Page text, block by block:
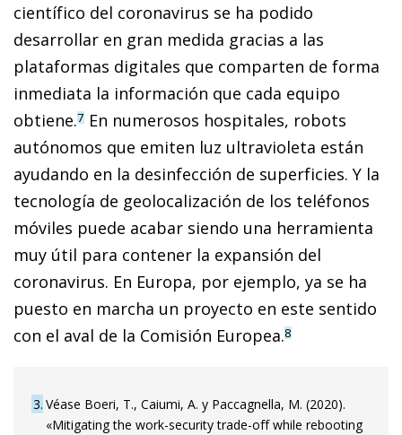
científico del coronavirus se ha podido
desarrollar en gran medida gracias a las
plataformas digitales que comparten de forma
inmediata la información que cada equipo
obtiene.7 En numerosos hospitales, robots
autónomos que emiten luz ultravioleta están
ayudando en la desinfección de superficies. Y la
tecnología de geolocalización de los teléfonos
móviles puede acabar siendo una herramienta
muy útil para contener la expansión del
coronavirus. En Europa, por ejemplo, ya se ha
puesto en marcha un proyecto en este sentido
con el aval de la Comisión Europea.8
3 Véase Boeri, T., Caiumi, A. y Paccagnella, M. (2020).
«Mitigating the work-security trade-off while rebooting